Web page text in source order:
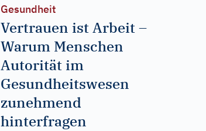
Gesundheit
Vertrauen ist Arbeit –
Warum Menschen
Autorität im
Gesundheitswesen
zunehmend
hinterfragen